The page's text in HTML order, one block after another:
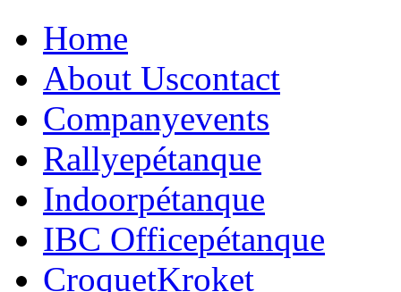
Home
About Uscontact
Companyevents
Rallyepétanque
Indoorpétanque
IBC Officepétanque
CroquetKroket